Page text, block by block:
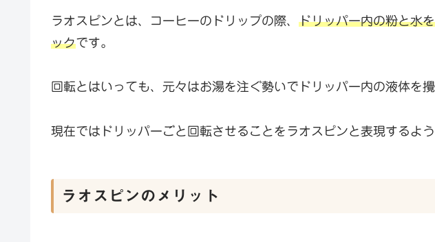
ラオスピンとは、コーヒーのドリップの際、 ドリッパー内の粉と水
ックです。
回転とはいっても、元々はお湯を注ぐ勢いでドリッパー内の液体を攪
現在ではドリッパーごと回転させることをラオスピンと表現するよう
ラオスピンのメリット